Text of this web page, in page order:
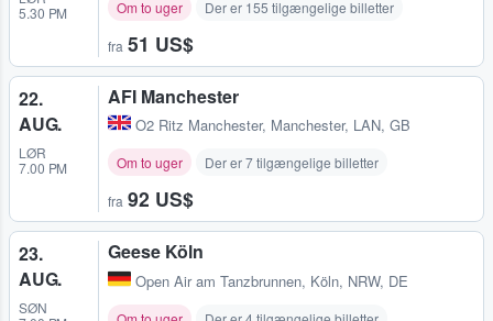
5.30 PM
Om to uger Der er 155 tilgængelige billetter
fra 51 US$
22.
AUG.
LØR
7.00 PM
AFI Manchester
O2 Ritz Manchester, Manchester, LAN, GB
Om to uger Der er 7 tilgængelige billetter
fra 92 US$
23.
AUG.
SØN
Geese Köln
Open Air am Tanzbrunnen, Köln, NRW, DE